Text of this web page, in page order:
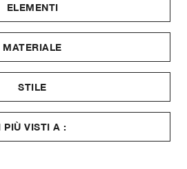
ELEMENTI
MATERIALE
STILE
PIÙ VISTI A :